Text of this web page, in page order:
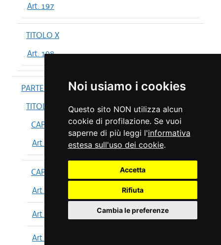
Noi usiamo i cookies
Questo sito NON utilizza alcun
cookie di profilazione. Se vuoi
saperne di più leggi l'informativa
estesa sull'uso dei cookie.
Accetta
Rifiuta
Cambia le preferenze
Art. 197
TITOLO X
Art. 198
PARTE IV
TITOLO I
CAPO I
Art. 199
CAPO II
Art. 200
Art. 201
Art. 202